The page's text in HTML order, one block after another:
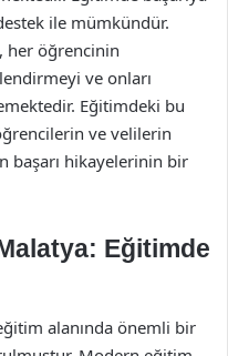
ile mümkündür.
her öğrencinin
ve onları
Eğitimdeki bu
ve velilerin
başarı hikayelerinin bir
Eğitimde
alanında önemli bir